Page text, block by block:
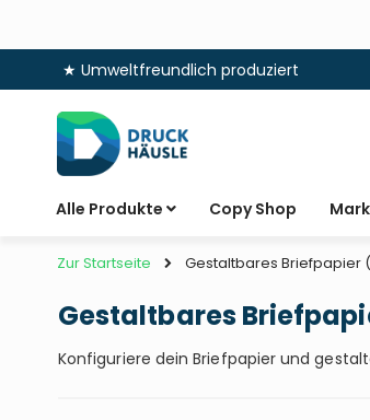
★ Umweltfreundlich produziert
Inhalt
springen
Alle Produkte Copy Shop
Zur Startseite Gestaltbares Briefpapier
Gestaltbares
Konfiguriere dein Briefpapier und